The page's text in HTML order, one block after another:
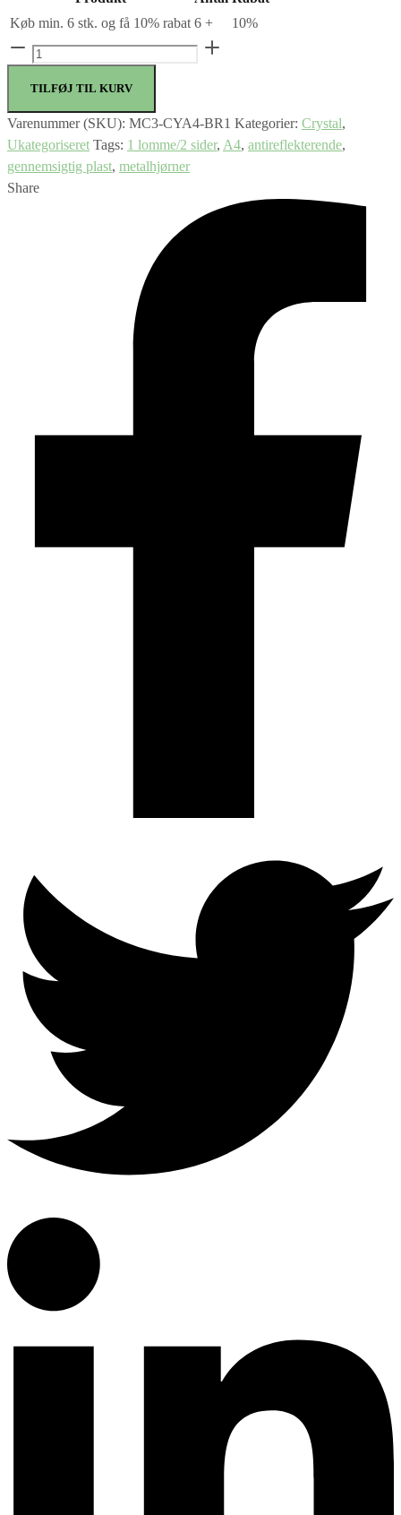
Køb min. 6 stk. og få 10% rabat 6 +
10%
3
stk.
Securit®
A4
CRYSTAL
DOUBLE
menuholdere
antal
TILFØJ TIL KURV
Varenummer (SKU): MC3-CYA4-BR1 Kategorier: Crystal,
Ukategoriseret Tags: 1 lomme/2 sider, A4, antireflekterende,
gennemsigtig plast, metalhjørner
Share